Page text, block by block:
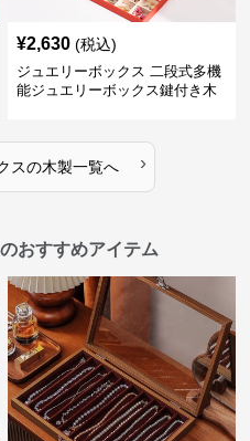
¥2,630 (税込)
ジュエリーボックス 二段式多機
能ジュエリーボックス鍵付き木
スの木製一覧へ ›
おすすめアイテム